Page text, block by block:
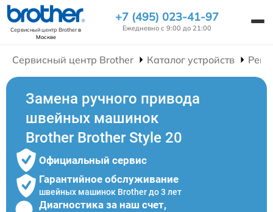
Сервисный центр Brotherв
Москве
+7 (495) 023-41-97
Ежедневно с 9:00 до 21:00
Сервисный центр Brother Каталог устройств
Замена ручного привода
швейных машинок
Brother Brother Style 20
Официальный сервис
Гарантийное обслуживание
швейных машинок Brother до 3 лет
Диагностика за наш счет,